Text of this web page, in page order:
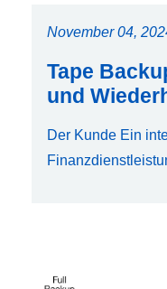
November 04,
Tape
und
Der Kunde Ein